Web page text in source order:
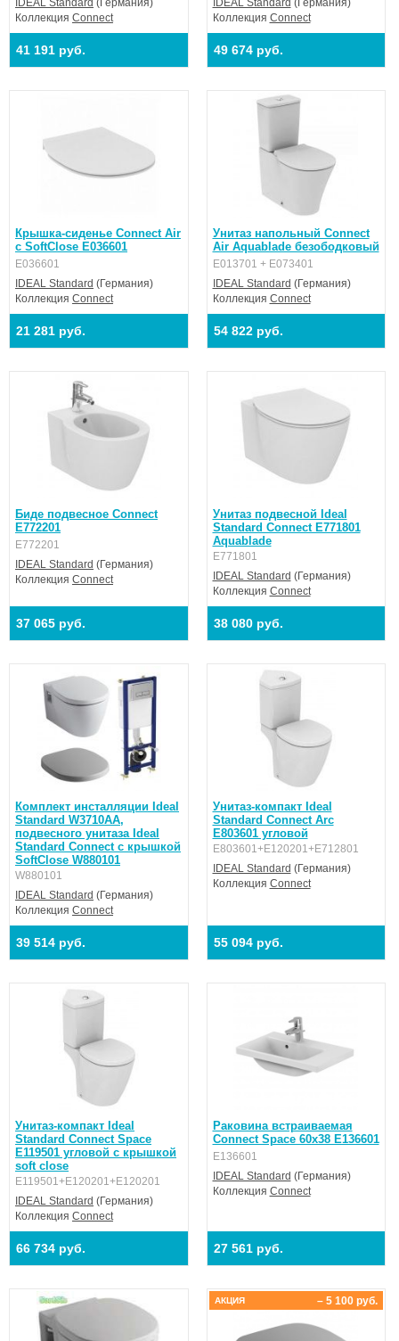
IDEAL Standard (Германия)
Коллекция Connect
41 191 руб.
IDEAL Standard (Германия)
Коллекция Connect
49 674 руб.
Крышка-сиденье Connect Air
с SoftClose E036601
E036601
IDEAL Standard (Германия)
Коллекция Connect
21 281 руб.
Унитаз напольный Connect
Air Aquablade безободковый
E013701 + E073401
IDEAL Standard (Германия)
Коллекция Connect
54 822 руб.
Биде подвесное Connect
E772201
E772201
IDEAL Standard (Германия)
Коллекция Connect
37 065 руб.
Унитаз подвесной Ideal
Standard Connect E771801
Aquablade
E771801
IDEAL Standard (Германия)
Коллекция Connect
38 080 руб.
Комплект инсталляции Ideal
Standard W3710AA,
подвесного унитаза Ideal
Standard Connect с крышкой
SoftClose W880101
W880101
IDEAL Standard (Германия)
Коллекция Connect
39 514 руб.
Унитаз-компакт Ideal
Standard Connect Arc
E803601 угловой
E803601+E120201+E712801
IDEAL Standard (Германия)
Коллекция Connect
55 094 руб.
Унитаз-компакт Ideal
Standard Connect Space
E119501 угловой с крышкой
soft close
E119501+E120201+E120201
IDEAL Standard (Германия)
Коллекция Connect
66 734 руб.
Раковина встраиваемая
Connect Space 60x38 E136601
E136601
IDEAL Standard (Германия)
Коллекция Connect
27 561 руб.
– 5 100 руб.
АКЦИЯ